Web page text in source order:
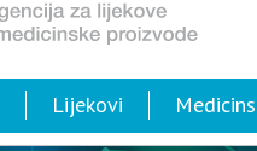
Lijekovi